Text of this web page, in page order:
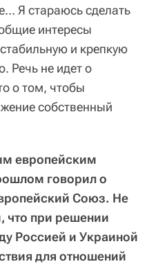
Я стараюсь сделать
интересы
и крепкую
Речь не идет о
о том, чтобы
собственный
европейским
говорил о
Союз. Не
что при решении
Россией и Украиной
для отношений